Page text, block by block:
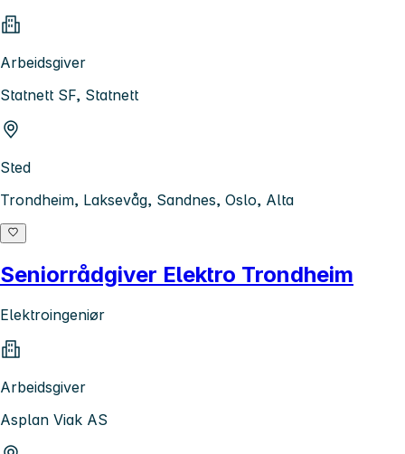
Arbeidsgiver
Statnett SF, Statnett
Sted
Trondheim, Laksevåg, Sandnes, Oslo, Alta
Seniorrådgiver Elektro Trondheim
Elektroingeniør
Arbeidsgiver
Asplan Viak AS